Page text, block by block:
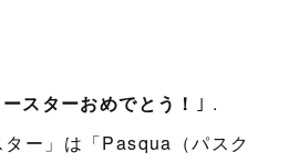
スターおめでとう！ ｣ .
ー」は「Pasqua（パスク